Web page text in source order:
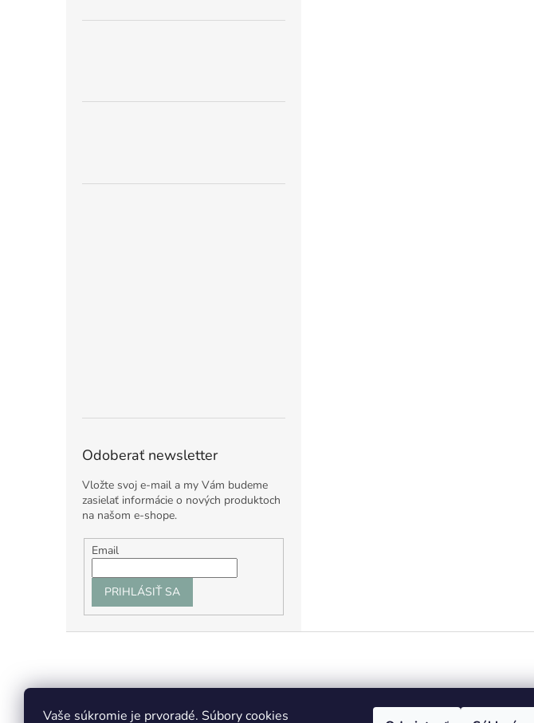
Vaše súkromie je prvoradé. Súbory cookies
Odoberať newsletter
Vložte svoj e-mail a my Vám budeme
zasielať informácie o nových produktoch
na našom e-shope.
Email
PRIHLÁSIŤ SA